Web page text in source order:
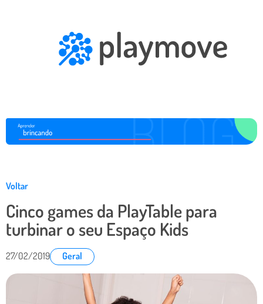
Voltar
Cinco games da PlayTable para
turbinar o seu Espaço Kids
27/02/2019 Geral